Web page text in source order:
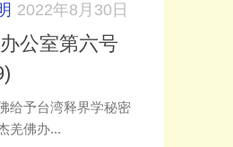
2022年8月30日
公室第六号
给予台湾释界学秘密
羌佛办...